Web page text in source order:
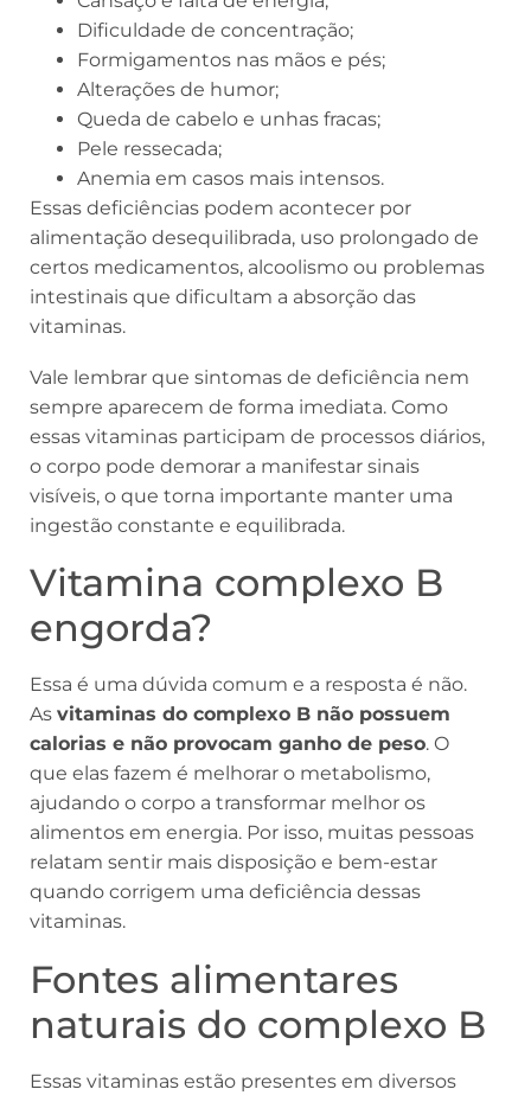
Dificuldade de concentração;
Formigamentos nas mãos e pés;
Alterações de humor;
Queda de cabelo e unhas fracas;
Pele ressecada;
Anemia em casos mais intensos.
Essas deficiências podem acontecer por
alimentação desequilibrada, uso prolongado de
certos medicamentos, alcoolismo ou problemas
intestinais que dificultam a absorção das
vitaminas.
Vale lembrar que sintomas de deficiência nem
sempre aparecem de forma imediata. Como
essas vitaminas participam de processos diários,
o corpo pode demorar a manifestar sinais
visíveis, o que torna importante manter uma
ingestão constante e equilibrada.
Vitamina complexo B
engorda?
Essa é uma dúvida comum e a resposta é não.
As vitaminas do complexo B não possuem
calorias e não provocam ganho de peso. O
que elas fazem é melhorar o metabolismo,
ajudando o corpo a transformar melhor os
alimentos em energia. Por isso, muitas pessoas
relatam sentir mais disposição e bem-estar
quando corrigem uma deficiência dessas
vitaminas.
Fontes alimentares
naturais do complexo B
Essas vitaminas estão presentes em diversos